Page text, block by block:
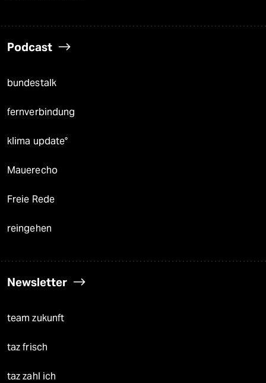
Podcast
bundestalk
fernverbindung
klima update°
Mauerecho
Freie Rede
reingehen
Newsletter
team zukunft
taz frisch
taz zahl ich